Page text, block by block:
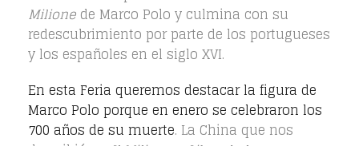
Milione de Marco Polo y culmina con su
redescubrimiento por parte de los portugueses
y los españoles en el siglo XVI.
En esta Feria queremos destacar la figura de
Marco Polo porque en enero se celebraron los
700 años de su muerte. La China que nos